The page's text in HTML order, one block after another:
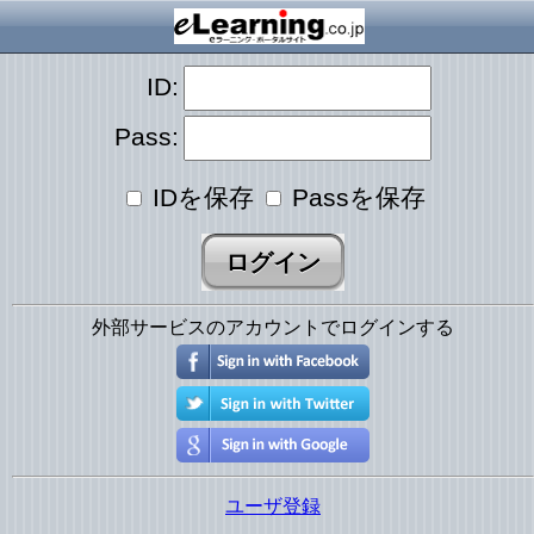
ID:
Pass:
IDを保存 Passを保存
外部サービスのアカウントでログインする
ユーザ登録